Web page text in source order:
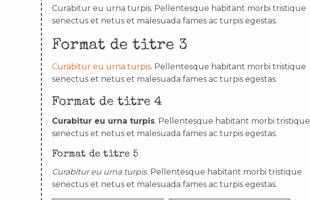
Curabitur eu urna turpis. Pellentesque habitant morbi tristique
senectus et netus et malesuada fames ac turpis egestas.
Format de titre 3
Curabitur eu urna turpis. Pellentesque habitant morbi tristique
senectus et netus et malesuada fames ac turpis egestas.
Format de titre 4
Curabitur eu urna turpis. Pellentesque habitant morbi tristique
senectus et netus et malesuada fames ac turpis egestas.
Format de titre 5
Curabitur eu urna turpis. Pellentesque habitant morbi tristique
senectus et netus et malesuada fames ac turpis egestas.